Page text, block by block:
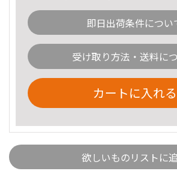
即日出荷条件につい
受け取り方法・送料に
カートに入れる
欲しいものリストに